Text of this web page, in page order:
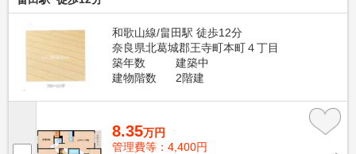
和歌山線/畠田駅 徒歩12分
奈良県北葛城郡王寺町本町４丁目
築年数
建築中
建物階数
2階建
8.35万円
管理費等：4,400円